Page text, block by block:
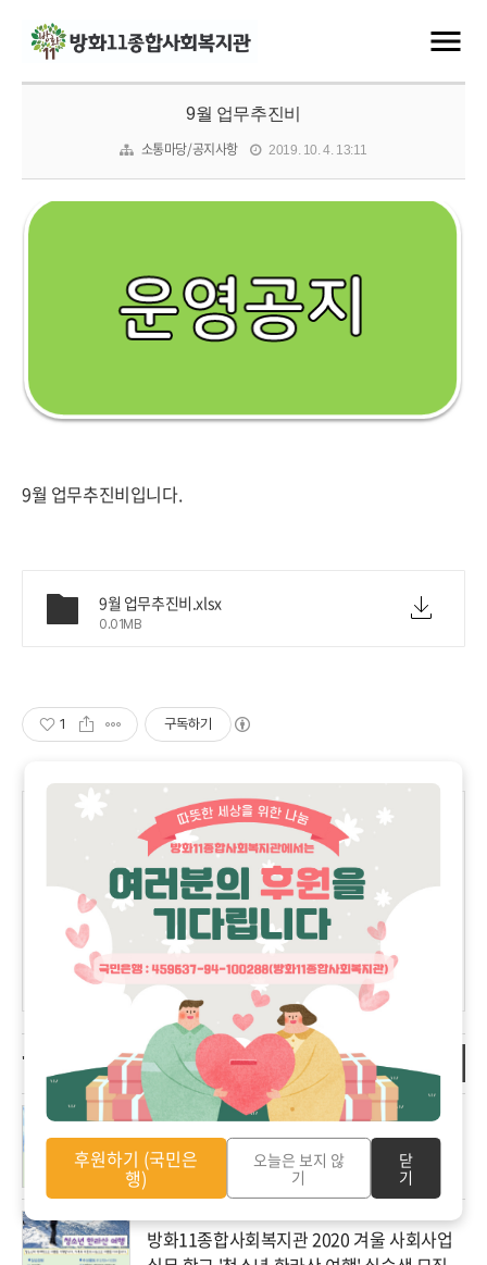
9월 업무추진비
소통마당/공지사항 2019. 10. 4. 13:11
9월 업무추진비입니다.
9월 업무추진비.xlsx
0.01MB
1 구독하기
소통마당>공지사항 ' 카테고리의 다른 글
방화11종합사회복지관 2020 겨울 사회사업 실무 학교 '떠나요!
어린이 겨울 여행' 실습생 모집 (1)
방화11종합사회복지관 2020 겨울 사회사업 실무 학교 '청소년 한
라산 여행' 실습생 모집
(1)
2019.10.14
한글날 휴관 안내
개천절 휴관 안내 (0)
꿈꾸는미술교실과 누구나 그림책 강사 이지희 전시회 안내
'소통마당/공지사항' 관련 글
방화11종합사회복지관 2020 겨울 사회사업
실무 학교 '떠나요! 어린이 겨울 여행' 실습생
모집
방화11종합사회복지관 2020 겨울 사회사업
후원하기 (국민은
행)
오늘은 보지 않
기
닫
기